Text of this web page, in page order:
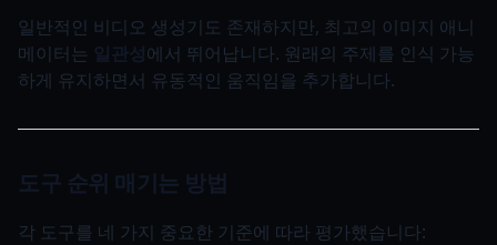
일반적인 비디오 생성기도 존재하지만, 최고의 이미지 애니
메이터는 일관성에서 뛰어납니다. 원래의 주제를 인식 가능
하게 유지하면서 유동적인 움직임을 추가합니다.
도구 순위 매기는 방법
각 도구를 네 가지 중요한 기준에 따라 평가했습니다: